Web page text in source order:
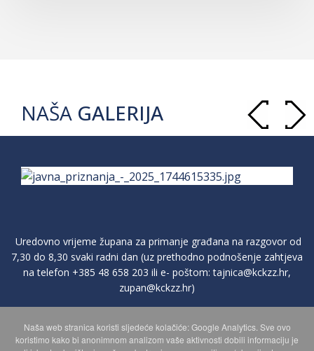
NAŠA GALERIJA
Uredovno vrijeme župana za primanje građana na razgovor od
7,30 do 8,30 svaki radni dan (uz prethodno podnošenje zahtjeva
na telefon +385 48 658 203 ili e- poštom:tajnica@kckzz.hr,
zupan@kckzz.hr)
POLITIKA ZAŠTITE PRIVATNOSTI OSOBNIH PODATAKA
Naša web stranica koristi sljedeće kolačiće: Google Analytics. Sve ovo
koristimo kako bi anonimnom analizom vaše aktivnosti dobili informaciju je